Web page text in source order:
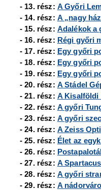
- 13. rész: A Győri
- 14. rész: A „nagy
- 15. rész: Adalékok a
- 16. rész: Régi győri
- 17. rész: Egy győri
- 18. rész: Egy győri
- 19. rész: Egy győri
- 20. rész: A Stádel
- 21. rész: A Kisalföldi
- 22. rész: A győri
- 23. rész: A győri
- 24. rész: A Zeiss
- 25. rész: Élet az
- 26. rész:
- 27. rész: A
- 28. rész: A győri
- 29. rész: A